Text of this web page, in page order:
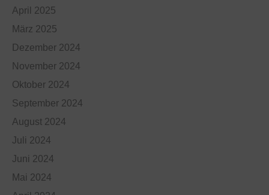
April 2025
März 2025
Dezember 2024
November 2024
Oktober 2024
September 2024
August 2024
Juli 2024
Juni 2024
Mai 2024